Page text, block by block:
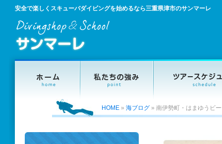
安全で楽しくスキューバダイビングを始めるなら三重県津市のサンマーレ
HOME » 海ブログ » 南伊勢町・はまゆうビ